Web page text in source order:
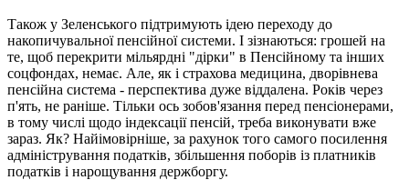
Також у Зеленського підтримують ідею переходу до
накопичувальної пенсійної системи. І зізнаються: грошей на
те, щоб перекрити мільярдні "дірки" в Пенсійному та інших
соцфондах, немає. Але, як і страхова медицина, дворівнева
пенсійна система - перспектива дуже віддалена. Років через
п'ять, не раніше. Тільки ось зобов'язання перед пенсіонерами,
в тому числі щодо індексації пенсій, треба виконувати вже
зараз. Як? Найімовірніше, за рахунок того самого посилення
адміністрування податків, збільшення поборів із платників
податків і нарощування держборгу.